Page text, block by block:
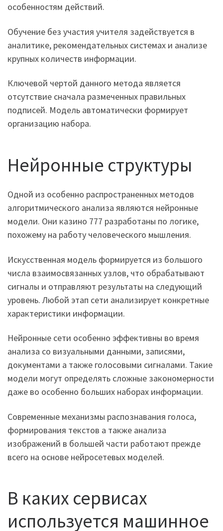
особенностям действий.
Обучение без участия учителя задействуется в
аналитике, рекомендательных системах и анализе
крупных количеств информации.
Ключевой чертой данного метода является
отсутствие сначала размеченных правильных
подписей. Модель автоматически формирует
организацию набора.
Нейронные структуры
Одной из особенно распространенных методов
алгоритмического анализа являются нейронные
модели. Они казино 777 разработаны по логике,
похожему на работу человеческого мышления.
Искусственная модель формируется из большого
числа взаимосвязанных узлов, что обрабатывают
сигналы и отправляют результаты на следующий
уровень. Любой этап сети анализирует конкретные
характеристики информации.
Нейронные сети особенно эффективны во время
анализа со визуальными данными, записями,
документами а также голосовыми сигналами. Такие
модели могут определять сложные закономерности
даже во особенно больших наборах информации.
Современные механизмы распознавания голоса,
формирования текстов а также анализа
изображений в большей части работают прежде
всего на основе нейросетевых моделей.
В каких сервисах
используется машинное